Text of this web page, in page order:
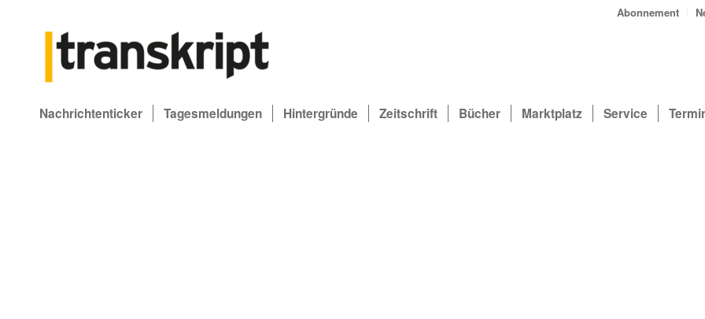
Abonnement
Nachrichtenticker Tagesmeldungen Hintergründe Zeitschrift Bücher Marktplatz Service